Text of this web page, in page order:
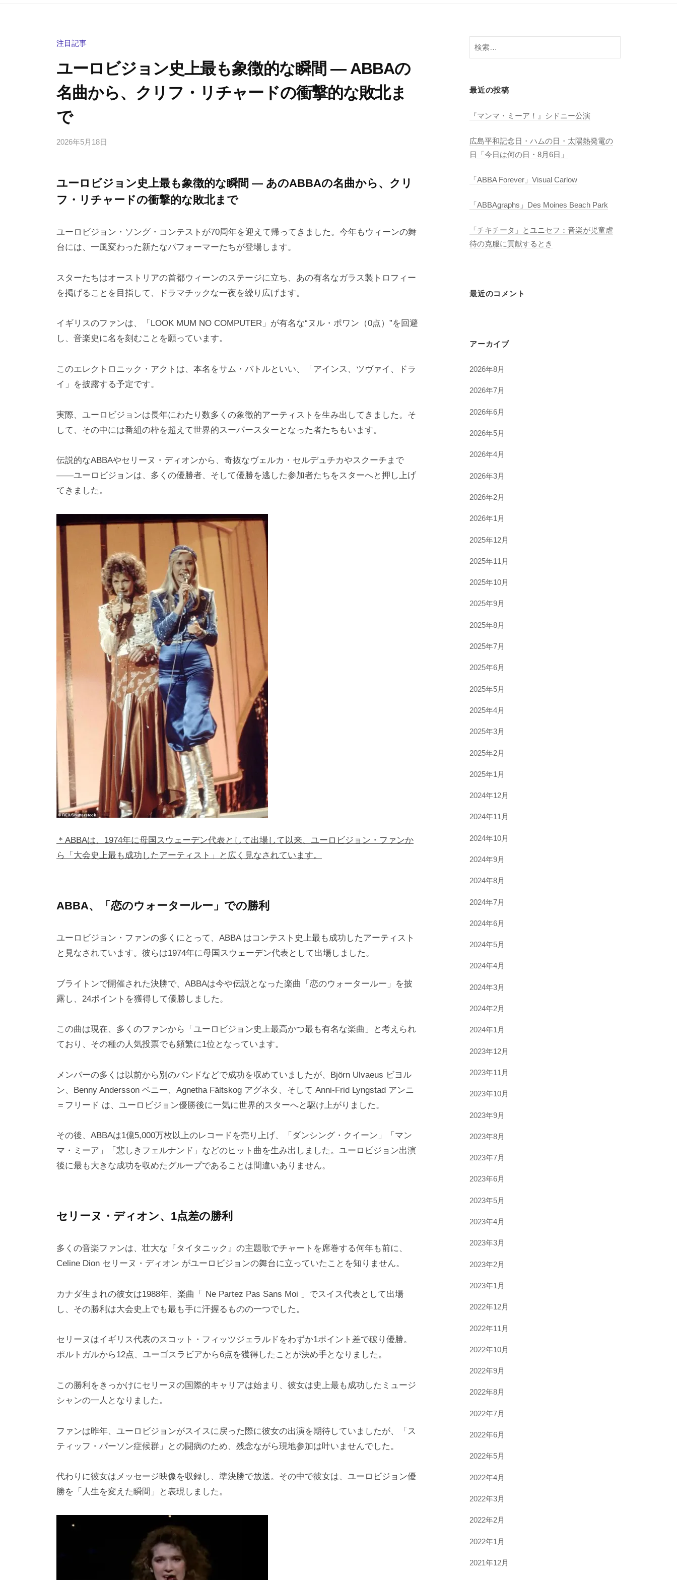
注目記事
ユーロビジョン史上最も象徴的な瞬間 ― ABBAの
名曲から、クリフ・リチャードの衝撃的な敗北ま
で
2026年5月18日
i
g
h
i
a
m
の
コ
ト
ユーロビジョン史上最も象徴的な瞬間 ― あのABBAの名曲から、クリ
フ・リチャードの衝撃的な敗北まで
ユーロビジョン・ソング・コンテストが70周年を迎えて帰ってきました。今年もウィーンの舞
台には、一風変わった新たなパフォーマーたちが登場します。
スターたちはオーストリアの首都ウィーンのステージに立ち、あの有名なガラス製トロフィー
を掲げることを目指して、ドラマチックな一夜を繰り広げます。
イギリスのファンは、「LOOK MUM NO COMPUTER」が有名な“ヌル・ポワン（0点）”を回避
し、音楽史に名を刻むことを願っています。
このエレクトロニック・アクトは、本名をサム・バトルといい、「アインス、ツヴァイ、ドラ
イ」を披露する予定です。
実際、ユーロビジョンは長年にわたり数多くの象徴的アーティストを生み出してきました。そ
して、その中には番組の枠を超えて世界的スーパースターとなった者たちもいます。
伝説的なABBAやセリーヌ・ディオンから、奇抜なヴェルカ・セルデュチカやスクーチまで
――ユーロビジョンは、多くの優勝者、そして優勝を逃した参加者たちをスターへと押し上げ
てきました。
＊ABBAは、1974年に母国スウェーデン代表として出場して以来、ユーロビジョン・ファンか
ら「大会史上最も成功したアーティスト」と広く見なされています。
ABBA、「恋のウォータールー」での勝利
ユーロビジョン・ファンの多くにとって、ABBA はコンテスト史上最も成功したアーティスト
と見なされています。彼らは1974年に母国スウェーデン代表として出場しました。
ブライトンで開催された決勝で、ABBAは今や伝説となった楽曲「恋のウォータールー」を披
露し、24ポイントを獲得して優勝しました。
この曲は現在、多くのファンから「ユーロビジョン史上最高かつ最も有名な楽曲」と考えられ
ており、その種の人気投票でも頻繁に1位となっています。
メンバーの多くは以前から別のバンドなどで成功を収めていましたが、Björn Ulvaeus ビヨル
ン、Benny Andersson ベニー、Agnetha Fältskog アグネタ、そして Anni-Frid Lyngstad アンニ
＝フリード は、ユーロビジョン優勝後に一気に世界的スターへと駆け上がりました。
その後、ABBAは1億5,000万枚以上のレコードを売り上げ、「ダンシング・クイーン」「マン
マ・ミーア」「悲しきフェルナンド」などのヒット曲を生み出しました。ユーロビジョン出演
後に最も大きな成功を収めたグループであることは間違いありません。
セリーヌ・ディオン、1点差の勝利
多くの音楽ファンは、壮大な『タイタニック』の主題歌でチャートを席巻する何年も前に、
Celine Dion セリーヌ・ディオン がユーロビジョンの舞台に立っていたことを知りません。
カナダ生まれの彼女は1988年、楽曲「 Ne Partez Pas Sans Moi 」でスイス代表として出場
し、その勝利は大会史上でも最も手に汗握るものの一つでした。
セリーヌはイギリス代表のスコット・フィッツジェラルドをわずか1ポイント差で破り優勝。
ポルトガルから12点、ユーゴスラビアから6点を獲得したことが決め手となりました。
この勝利をきっかけにセリーヌの国際的キャリアは始まり、彼女は史上最も成功したミュージ
シャンの一人となりました。
ファンは昨年、ユーロビジョンがスイスに戻った際に彼女の出演を期待していましたが、「ス
ティッフ・パーソン症候群」との闘病のため、残念ながら現地参加は叶いませんでした。
代わりに彼女はメッセージ映像を収録し、準決勝で放送。その中で彼女は、ユーロビジョン優
勝を「人生を変えた瞬間」と表現しました。
検
索:
最近の投稿
『マンマ・ミーア！』シドニー公演
広島平和記念日・ハムの日・太陽熱発電の
日「今日は何の日・8月6日」
「ABBA Forever」Visual Carlow
「ABBAgraphs」Des Moines Beach Park
「チキチータ」とユニセフ：音楽が児童虐
待の克服に貢献するとき
最近のコメント
アーカイブ
2026年8月
2026年7月
2026年6月
2026年5月
2026年4月
2026年3月
2026年2月
2026年1月
2025年12月
2025年11月
2025年10月
2025年9月
2025年8月
2025年7月
2025年6月
2025年5月
2025年4月
2025年3月
2025年2月
2025年1月
2024年12月
2024年11月
2024年10月
2024年9月
2024年8月
2024年7月
2024年6月
2024年5月
2024年4月
2024年3月
2024年2月
2024年1月
2023年12月
2023年11月
2023年10月
2023年9月
2023年8月
2023年7月
2023年6月
2023年5月
2023年4月
2023年3月
2023年2月
2023年1月
2022年12月
2022年11月
2022年10月
2022年9月
2022年8月
2022年7月
2022年6月
2022年5月
2022年4月
2022年3月
2022年2月
2022年1月
2021年12月